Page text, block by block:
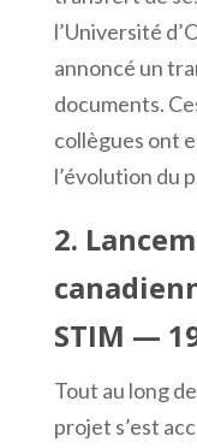
l’Université
annoncé un
documents.
collègues ont
l’évolution du
2.
STIM —
Tout au long
projet s’est